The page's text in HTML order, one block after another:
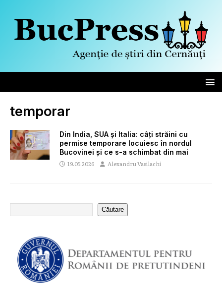
temporar
Din India, SUA și Italia: câți străini cu
permise temporare locuiesc în nordul
Bucovinei și ce s-a schimbat din mai
19.05.2026 Alexandru Vasilachi
Căutare